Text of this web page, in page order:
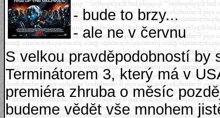
- bude to brzy...
- ale ne v červnu
S velkou pravděpodobností by
Terminátorem 3, který má v
premiéra zhruba o měsíc
budeme vědět vše mnohem